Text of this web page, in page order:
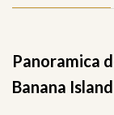
Panoramica
Banana